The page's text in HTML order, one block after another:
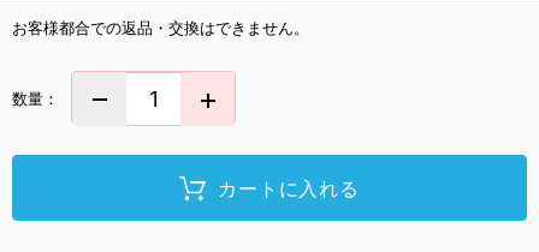
お客様都合での返品・交換はできません。
数量：
カートに入れる